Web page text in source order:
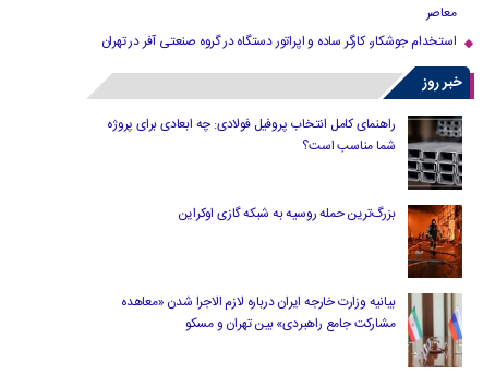
معاصر
استخدام جوشکار، کارگر ساده و اپراتور دستگاه در گروه صنعتی آفر در تهران
خبر روز
راهنمای کامل انتخاب پروفیل فولادی: چه ابعادی برای پروژه
شما مناسب است؟
بزرگ‌ترین حمله روسیه به شبکه گازی اوکراین
بیانیه وزارت خارجه ایران درباره لازم‌ الاجرا شدن «معاهده
مشارکت جامع راهبردی» بین تهران و مسکو